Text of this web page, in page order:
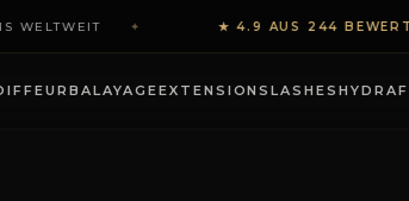
WELTWEIT ✦ ★ 4.9 AUS 244
BALAYAGEEXTENSIONSLASHES
BY NETA ST. …